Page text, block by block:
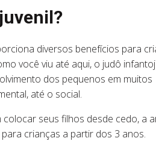
diversos benefícios para
você viu até aqui, o judô
dos pequenos em muitos
até o social.
colocar seus filhos desde cedo, a
crianças a partir dos 3 anos.